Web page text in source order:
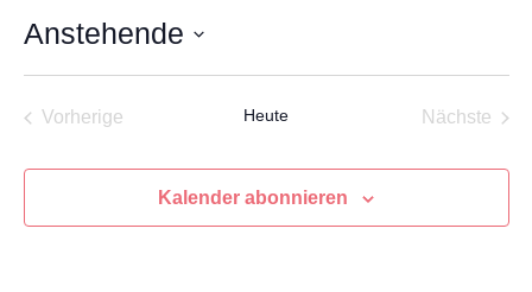
Anstehende
VorherigeVeranstaltungenHeute Nächste
Kalender abonnieren